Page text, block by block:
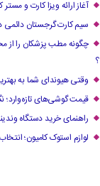
آغاز ارائه ویزا کارت و مستر
سیم کارت گرجستان دائمی
چگونه مطب پزشکان را از
؟
وقتی هیوندای شما به
قیمت گوشی‌های تازه‌وارد؛
راهنمای خرید دستگاه
لوازم استوک کامیون؛